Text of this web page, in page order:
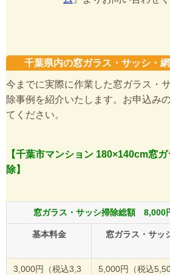
千葉県内の窓ガラス・サッシ・
今までに実際に作業した窓ガラス・
除事例を紹介いたします。お申込み
てください。
【千葉市マンション 180×140cm窓
除】
窓ガラス・サッシ掃除総額 8,000
基本料金 窓ガラス・サッ
3,000円（税込3,3
5,000円（税込